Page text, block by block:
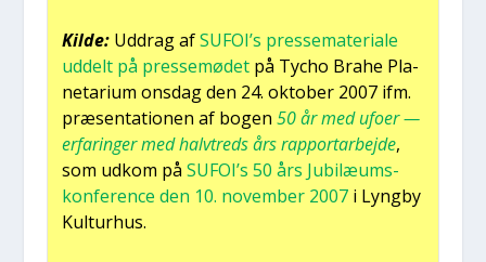
Kil­de: Uddrag afSUFOI’s pres­se­ma­te­ri­a­le
uddelt på pres­se­mø­det på Tycho Bra­he Pla­
ne­ta­ri­um ons­dag den 24. okto­ber 2007 ifm.
præ­sen­ta­tio­nen af bogen50 år med ufo­er —
erfa­rin­ger med halv­treds års rap­port­ar­bej­de,
som udkom påSUFOI’s 50 års Jubilæum­s­
kon­fe­ren­ce den 10. novem­ber 2007 i Lyng­by
Kul­tur­hus.